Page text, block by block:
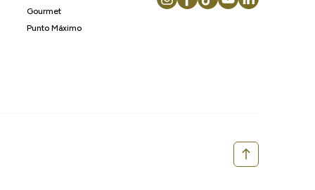
Gourmet
Punto Máximo